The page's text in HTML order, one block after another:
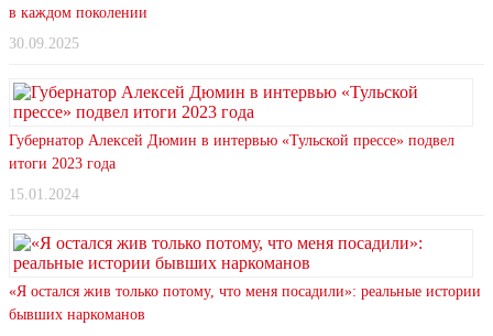
в каждом поколении
30.09.2025
Губернатор Алексей Дюмин в интервью «Тульской прессе» подвел
итоги 2023 года
15.01.2024
«Я остался жив только потому, что меня посадили»: реальные истории
бывших наркоманов